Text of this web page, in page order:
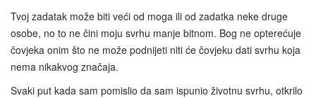
Tvoj zadatak može biti veći od moga ili od zadatka neke druge
osobe, no to ne čini moju svrhu manje bitnom. Bog ne opterećuje
čovjeka onim što ne može podnijeti niti će čovjeku dati svrhu koja
nema nikakvog značaja.
Svaki put kada sam pomislio da sam ispunio životnu svrhu, otkrilo